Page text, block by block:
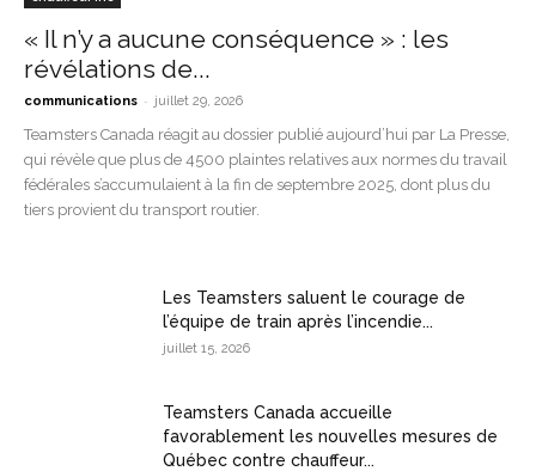
« Il n’y a aucune conséquence » : les
révélations de...
communications - juillet 29, 2026
Teamsters Canada réagit au dossier publié aujourd’hui par La Presse,
qui révèle que plus de 4500 plaintes relatives aux normes du travail
fédérales s’accumulaient à la fin de septembre 2025, dont plus du
tiers provient du transport routier.
Les Teamsters saluent le courage de
l’équipe de train après l’incendie...
juillet 15, 2026
Teamsters Canada accueille
favorablement les nouvelles mesures de
Québec contre chauffeur...